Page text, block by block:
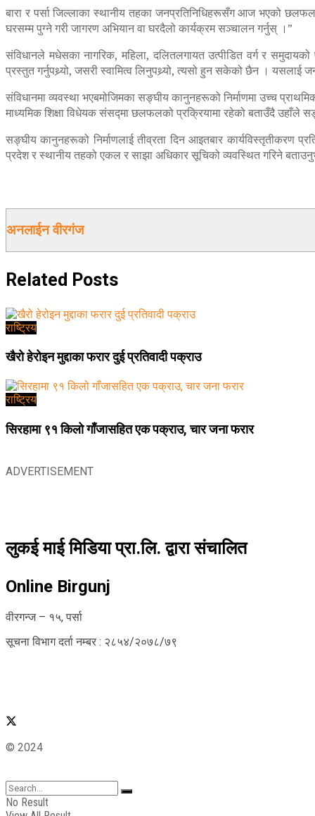
बारा र पर्सा जिल्लाका स्थानीय तहका जनप्रतिनिधिहरूसँग आज भएको
घरसम्म पुग्ने गरी जागरण अभियान वा घरदैलो कार्यक्रम सञ्चालन गर्नुस् ।”
संविधानले मधेसका नागरिक, महिला, दलितलगायत उत्पीडित वर्ग र
प्रस्तुत गर्नुपथ्र्यो, जसरी स्वामित्व लिनुपथ्र्यो, त्यसो हुन सकेको छैन । यसलाई
संविधानमा व्यवस्था भएबमोजिमका सङ्घीय कानुनहरूको निर्माणमा उच्च
माध्यमिक शिक्षा विधेयक संसद्मा छलफलको प्रक्रियामा रहेको बताउँदै उहाँले
सङ्घीय कानुनहरूको निर्माणलाई तीव्रता दिन आइतबार
प्रदेश र स्थानीय तहको एकल र साझा अधिकार सूचिको व्यवस्थित गरिने
अनलाईन वीरगंज
Related Posts
राष्ट्रिय
खैरो हेरोइन मुद्दाका फरार दुई प्रतिवादी पक्राउ
राष्ट्रिय
सिरहामा ९१ किलो गाँजासहित एक पक्राउ, चार जना फरार
ADVERTISEMENT
लुकई माई मिडिया प्रा.लि. द्वारा संचालित
Online Birgunj
वीरगन्ज – १५, पर्सा
सूचना विभाग दर्ता नम्बर : २८५४/२०७८/७९
© 2024
No Result